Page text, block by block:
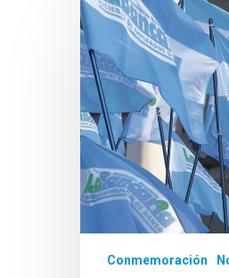
Conmemoración